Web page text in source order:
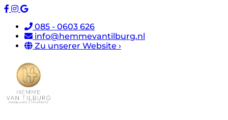
085 - 0603 626
info@hemmevantilburg.nl
Zu unserer Website ›